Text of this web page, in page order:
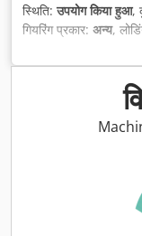
स्थिति:उपयोग किया हुआ,
गियरिंग प्रकार: अन्य,